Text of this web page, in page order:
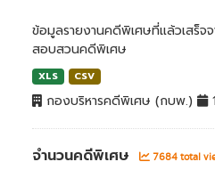
ข้อมูลรายงานคดีพิเศษที่แล้วเสร็จ
สอบสวนคดีพิเศษ
XLS CSV
กองบริหารคดีพิเศษ (กบพ.)
จำนวนคดีพิเศษ 7684 total